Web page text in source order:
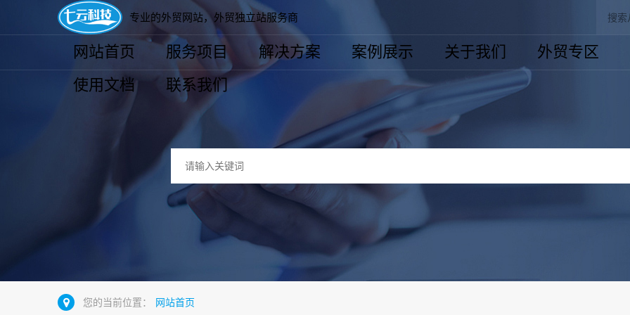
专业的外贸网站，外贸独立站服务商
网站首页 服务项目 解决方案 案例展示 关于我们
外贸专区
使用文档
联系我们
您的当前位置： 网站首页